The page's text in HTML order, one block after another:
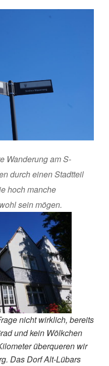
Wanderung am S-
durch einen Stadtteil
hoch manche
sein mögen.
nicht wirklich, bereits
und kein Wölkchen
überqueren wir
Das Dorf Alt-Lübars